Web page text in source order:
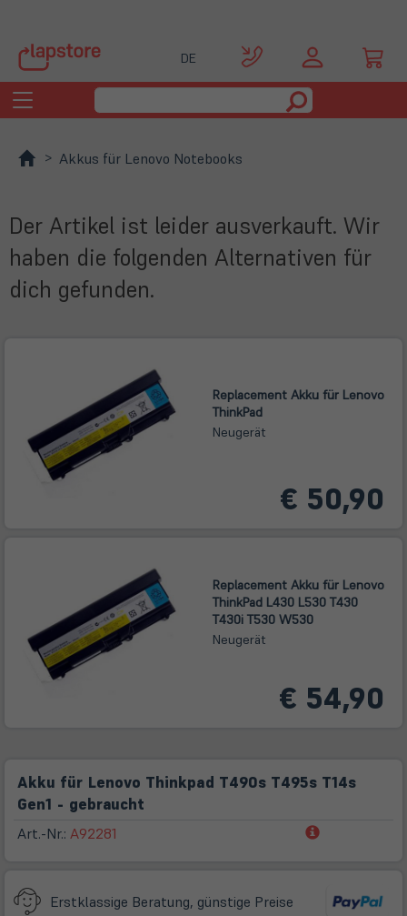
DE
Toggle
navigation
Akkus für Lenovo Notebooks
Der Artikel ist leider ausverkauft. Wir
haben die folgenden Alternativen für
dich gefunden.
Replacement Akku für Lenovo
ThinkPad
Neugerät
€ 50,90
Replacement Akku für Lenovo
ThinkPad L430 L530 T430
T430i T530 W530
Neugerät
€ 54,90
Akku für Lenovo Thinkpad T490s T495s T14s
Gen1 - gebraucht
Art.-Nr.: A92281
(öffnet
Erstklassige Beratung, günstige Preise